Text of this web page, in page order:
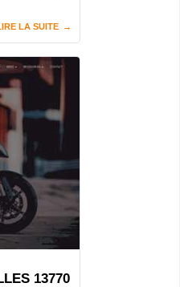
LA SUITE
13770